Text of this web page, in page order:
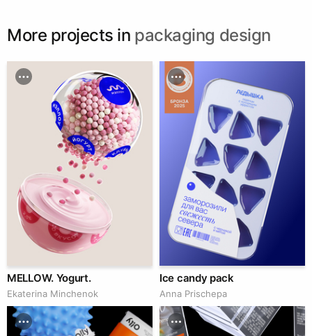
More projects in packaging design
MELLOW. Yogurt.
Ekaterina Minchenok
Ice candy pack
Anna Prischepa